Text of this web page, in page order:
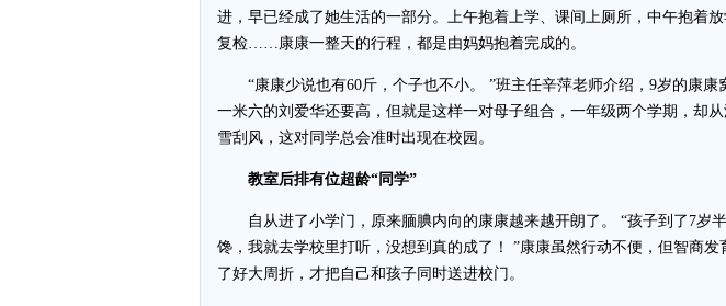
进，早已经成了她生活的一部分。上午抱着上学、课间上厕所，中午抱着
复检……康康一整天的行程，都是由妈妈抱着完成的。
“康康少说也有60斤，个子也不小。 ”班主任辛萍老师介绍，9岁的康康
一米六的刘爱华还要高，但就是这样一对母子组合，一年级两个学期，却
雪刮风，这对同学总会准时出现在校园。
教室后排有位超龄“同学”
自从进了小学门，原来腼腆内向的康康越来越开朗了。 “孩子到了7岁
馋，我就去学校里打听，没想到真的成了！ ”康康虽然行动不便，但智商发
了好大周折，才把自己和孩子同时送进校门。